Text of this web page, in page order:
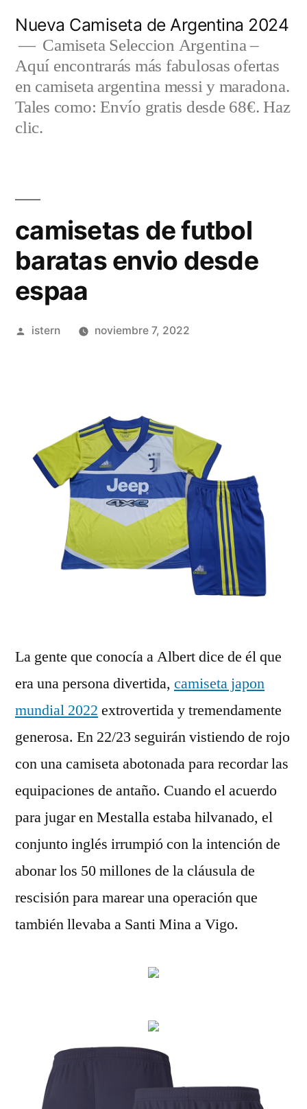
contenido
Nueva Camiseta de Argentina 2024
Camiseta Seleccion Argentina –
Aquí encontrarás más fabulosas ofertas
en camiseta argentina messi y maradona.
Tales como: Envío gratis desde 68€. Haz
clic.
camisetas de futbol
baratas envio desde
espaa
Publicado
istern noviembre 7, 2022
La gente que conocía a Albert dice de él que
era una persona divertida, camiseta japon
mundial 2022 extrovertida y tremendamente
generosa. En 22/23 seguirán vistiendo de rojo
con una camiseta abotonada para recordar las
equipaciones de antaño. Cuando el acuerdo
para jugar en Mestalla estaba hilvanado, el
conjunto inglés irrumpió con la intención de
abonar los 50 millones de la cláusula de
rescisión para marear una operación que
también llevaba a Santi Mina a Vigo.